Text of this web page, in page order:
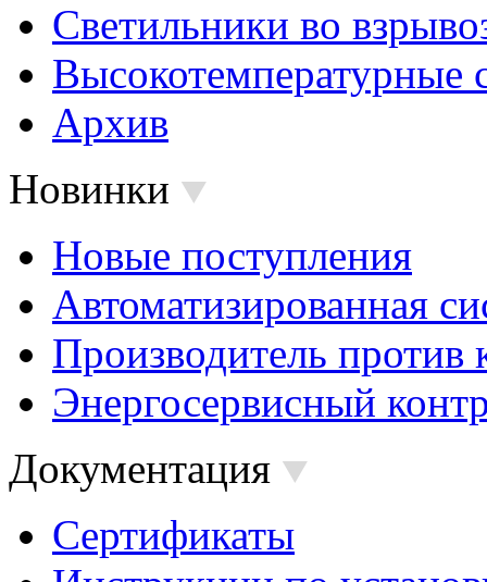
Светильники во
Высокотемпературные
Архив
Новинки
Новые поступления
Автоматизированная
Производитель против
Энергосервисный
Документация
Сертификаты